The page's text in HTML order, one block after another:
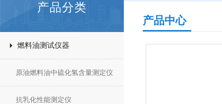
产品分类
燃料油测试仪器
原油燃料油中硫化氢含量测定仪
抗乳化性能测定仪
产品中心